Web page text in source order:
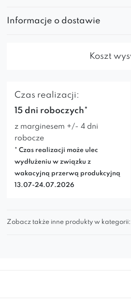
Informacje o dostawie
Koszt
Czas realizacji:
15 dni roboczych*
z marginesem +/- 4 dni
robocze
* Czas realizacji może ulec
wydłużeniu w związku z
wakacyjną przerwą produkcyjną
13.07-24.07.2026
Zobacz także inne produkty w kategorii: